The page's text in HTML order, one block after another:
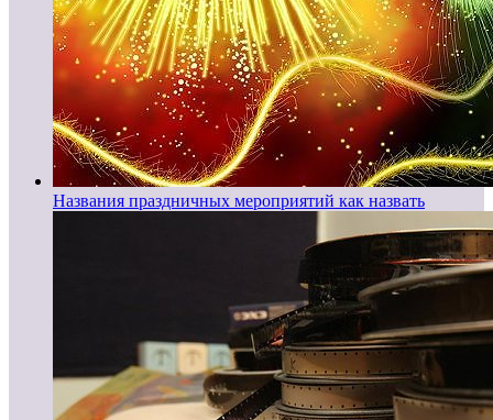
Названия праздничных мероприятий как назвать